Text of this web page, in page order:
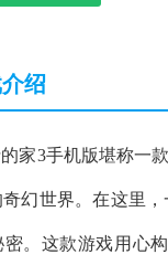
绍
的家3手机版堪称一
幻世界。在这里
密。这款游戏用心